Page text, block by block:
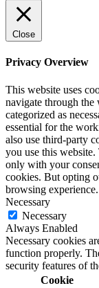
Close
Privacy Overview
This website uses
navigate through the
categorized as
essential for the
also use third-party
you use this
only with your
cookies. But opting
browsing experience.
Necessary
Necessary
Always Enabled
Necessary cookies
function properly.
security features of
Cookie